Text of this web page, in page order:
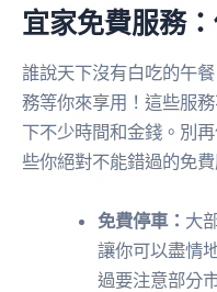
宜家免費服務
誰說天下沒有白吃的午
務等你來享用！這些服
下不少時間和金錢。別
些你絕對不能錯過的免費
免費停車： 大
讓你可以盡情
過要注意部分